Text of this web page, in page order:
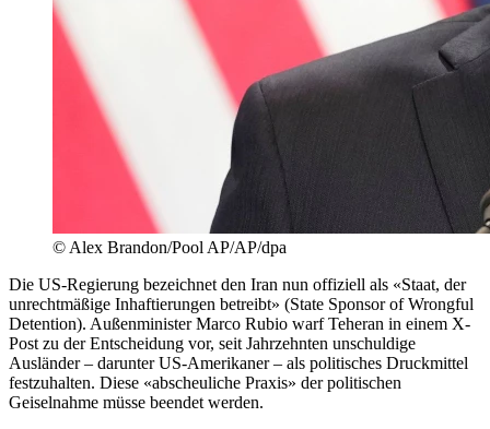
© Alex Brandon/Pool AP/AP/dpa
Die US-Regierung bezeichnet den Iran nun offiziell als «Staat, der
unrechtmäßige Inhaftierungen betreibt» (State Sponsor of Wrongful
Detention). Außenminister Marco Rubio warf Teheran in einem X-
Post zu der Entscheidung vor, seit Jahrzehnten unschuldige
Ausländer – darunter US-Amerikaner – als politisches Druckmittel
festzuhalten. Diese «abscheuliche Praxis» der politischen
Geiselnahme müsse beendet werden.